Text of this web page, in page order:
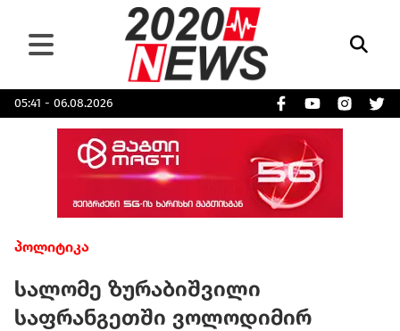
05:41 - 06.08.2026
პოლიტიკა
სალომე ზურაბიშვილი
საფრანგეთში ვოლოდიმირ